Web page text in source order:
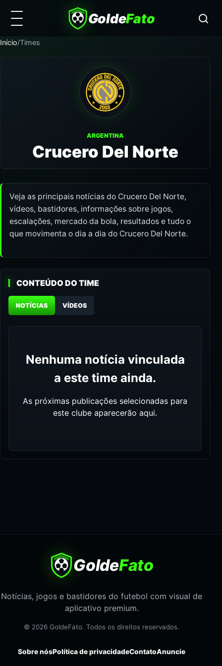
GoldeFato
Início/Times
ARGENTINA
Crucero Del Norte
Veja as principais notícias do Crucero Del Norte,
vídeos, bastidores, informações sobre jogos,
escalações, mercado da bola, resultados e tudo o
que movimenta o dia a dia do Crucero Del Norte.
CONTEÚDO DO TIME
NOTÍCIAS VÍDEOS
Nenhuma notícia vinculada
a este time ainda.
As próximas publicações selecionadas para
este clube aparecerão aqui.
GoldeFato
Notícias, jogos e bastidores do futebol com visual de
aplicativo premium.
© 2026 GoldeFato. Todos os direitos reservados.
Sobre nósPolítica de privacidadeContatoAnuncie